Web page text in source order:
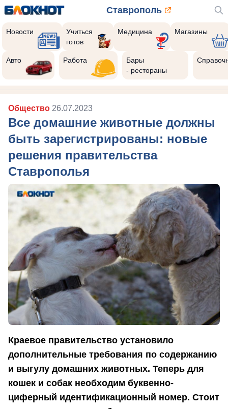
Ставрополь
Новости
Учиться
готов
Медицина Магазины
Авто Работа
Бары
- рестораны
Общество 26.07.2023
Все домашние животные должны
быть зарегистрированы: новые
решения правительства
Ставрополья
Краевое правительство установило
дополнительные требования по содержанию
и выгулу домашних животных. Теперь для
кошек и собак необходим буквенно-
циферный идентификационный номер. Стоит